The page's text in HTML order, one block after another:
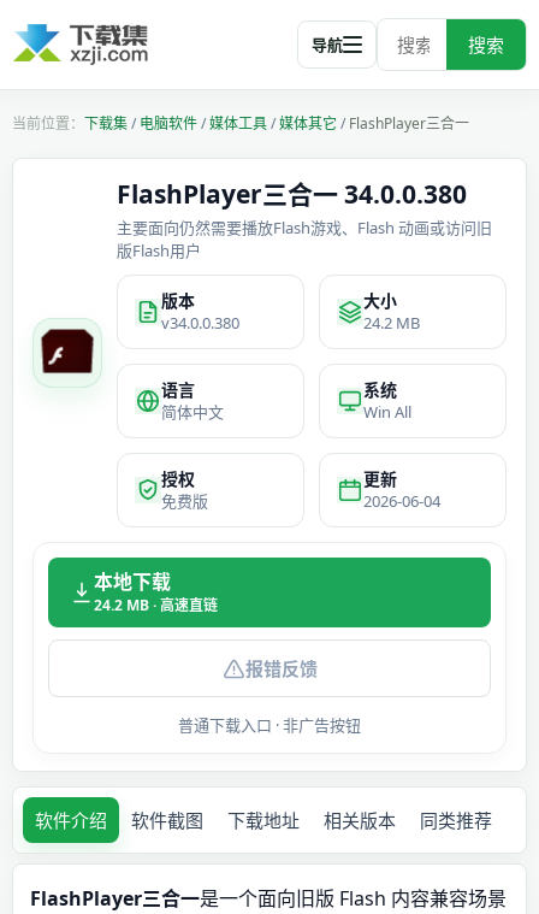
搜索
导航
下载集/电脑软件/媒体工具/媒体其它 /FlashPlayer三合一
FlashPlayer三合一 34.0.0.380
主要面向仍然需要播放Flash游戏、Flash 动画或访问旧
版Flash用户
版本
v34.0.0.380
大小
24.2 MB
语言
简体中文
系统
Win All
授权
免费版
更新
2026-06-04
本地下载
24.2 MB · 高速直链
报错反馈
普通下载入口 · 非广告按钮
软件介绍 软件截图 下载地址 相关版本 同类推荐
FlashPlayer三合一是一个面向旧版 Flash 内容兼容场景